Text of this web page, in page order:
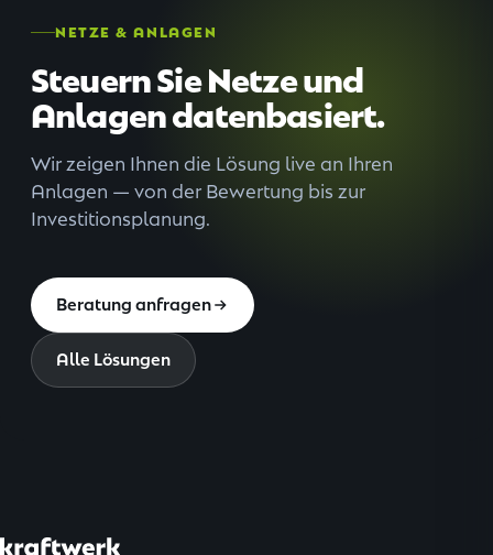
NETZE & ANLAGEN
Steuern Sie Netze und
Anlagen datenbasiert.
Wir zeigen Ihnen die Lösung live an Ihren
Anlagen — von der Bewertung bis zur
Investitionsplanung.
Beratung anfragen
Alle Lösungen